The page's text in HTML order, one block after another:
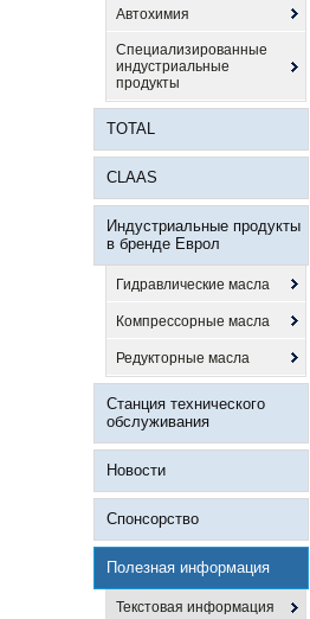
Автохимия
Специализированные
индустриальные
продукты
TOTAL
CLAAS
Индустриальные продукты
в бренде Еврол
Гидравлические масла
Компрессорные масла
Редукторные масла
Станция технического
обслуживания
Новости
Спонсорство
Полезная информация
Текстовая информация